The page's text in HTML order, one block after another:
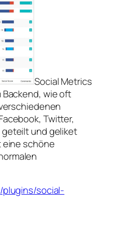
Social Metrics
Backend, wie oft
Twitter,
geteilt und geliket
eine schöne
social-